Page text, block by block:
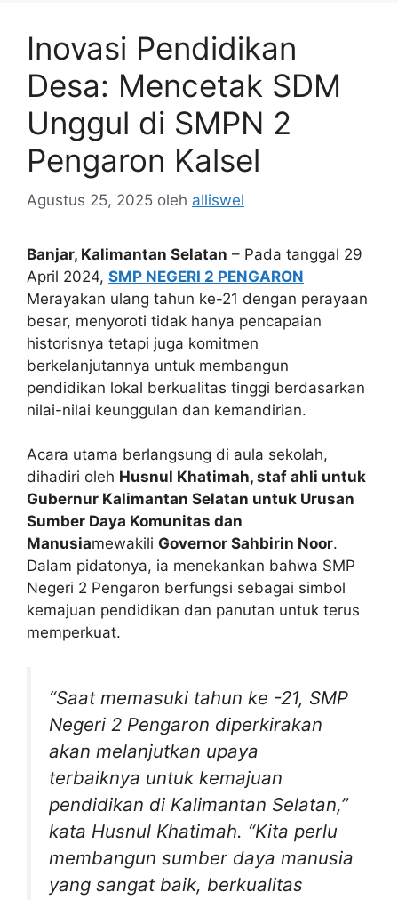
Inovasi Pendidikan
Desa: Mencetak SDM
Unggul di SMPN 2
Pengaron Kalsel
Agustus 25, 2025 oleh alliswel
Banjar, Kalimantan Selatan – Pada tanggal 29
April 2024, SMP NEGERI 2 PENGARON
Merayakan ulang tahun ke-21 dengan perayaan
besar, menyoroti tidak hanya pencapaian
historisnya tetapi juga komitmen
berkelanjutannya untuk membangun
pendidikan lokal berkualitas tinggi berdasarkan
nilai-nilai keunggulan dan kemandirian.
Acara utama berlangsung di aula sekolah,
dihadiri oleh Husnul Khatimah, staf ahli untuk
Gubernur Kalimantan Selatan untuk Urusan
Sumber Daya Komunitas dan
Manusiamewakili Governor Sahbirin Noor.
Dalam pidatonya, ia menekankan bahwa SMP
Negeri 2 Pengaron berfungsi sebagai simbol
kemajuan pendidikan dan panutan untuk terus
memperkuat.
“Saat memasuki tahun ke -21, SMP
Negeri 2 Pengaron diperkirakan
akan melanjutkan upaya
terbaiknya untuk kemajuan
pendidikan di Kalimantan Selatan,”
kata Husnul Khatimah. “Kita perlu
membangun sumber daya manusia
yang sangat baik, berkualitas